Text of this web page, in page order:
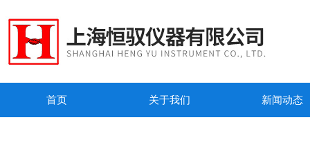
首页 关于我们 新闻动态